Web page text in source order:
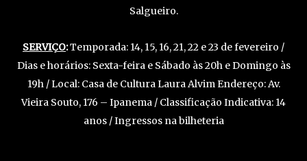
Salgueiro.
SERVIÇO:Temporada: 14, 15, 16, 21, 22 e 23 de fevereiro /
Dias e horários: Sexta-feira e Sábado às 20h e Domingo às
19h / Local: Casa de Cultura Laura Alvim Endereço: Av.
Vieira Souto, 176 – Ipanema / Classificação Indicativa: 14
anos / Ingressos na bilheteria